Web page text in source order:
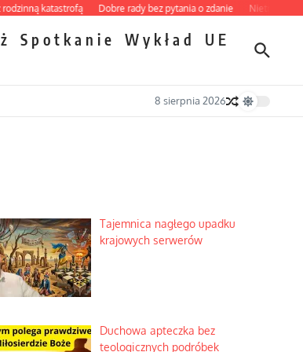
katastrofą Dobre rady bez pytania o zdanie Nietrwałość
Spotkanie Wykład
UE
8 sierpnia 2026
Tajemnica nagłego upadku
krajowych serwerów
Duchowa apteczka bez
teologicznych podróbek